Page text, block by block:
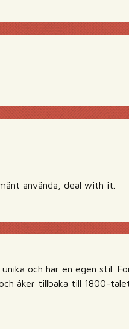
använda, deal with it.
och har en egen stil.
åker tillbaka till 1800-